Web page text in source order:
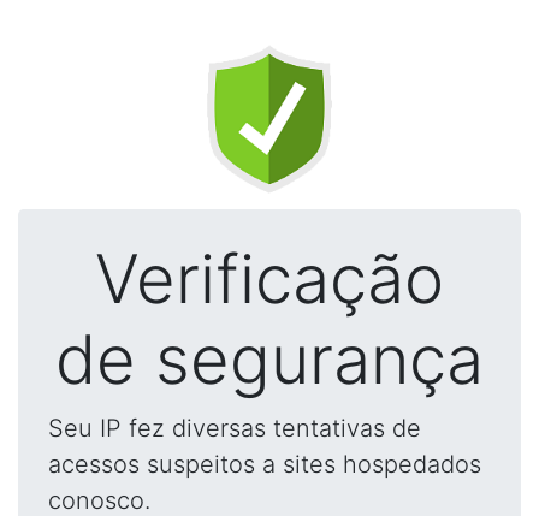
Verificação
de segurança
Seu IP fez diversas tentativas de
acessos suspeitos a sites hospedados
conosco.